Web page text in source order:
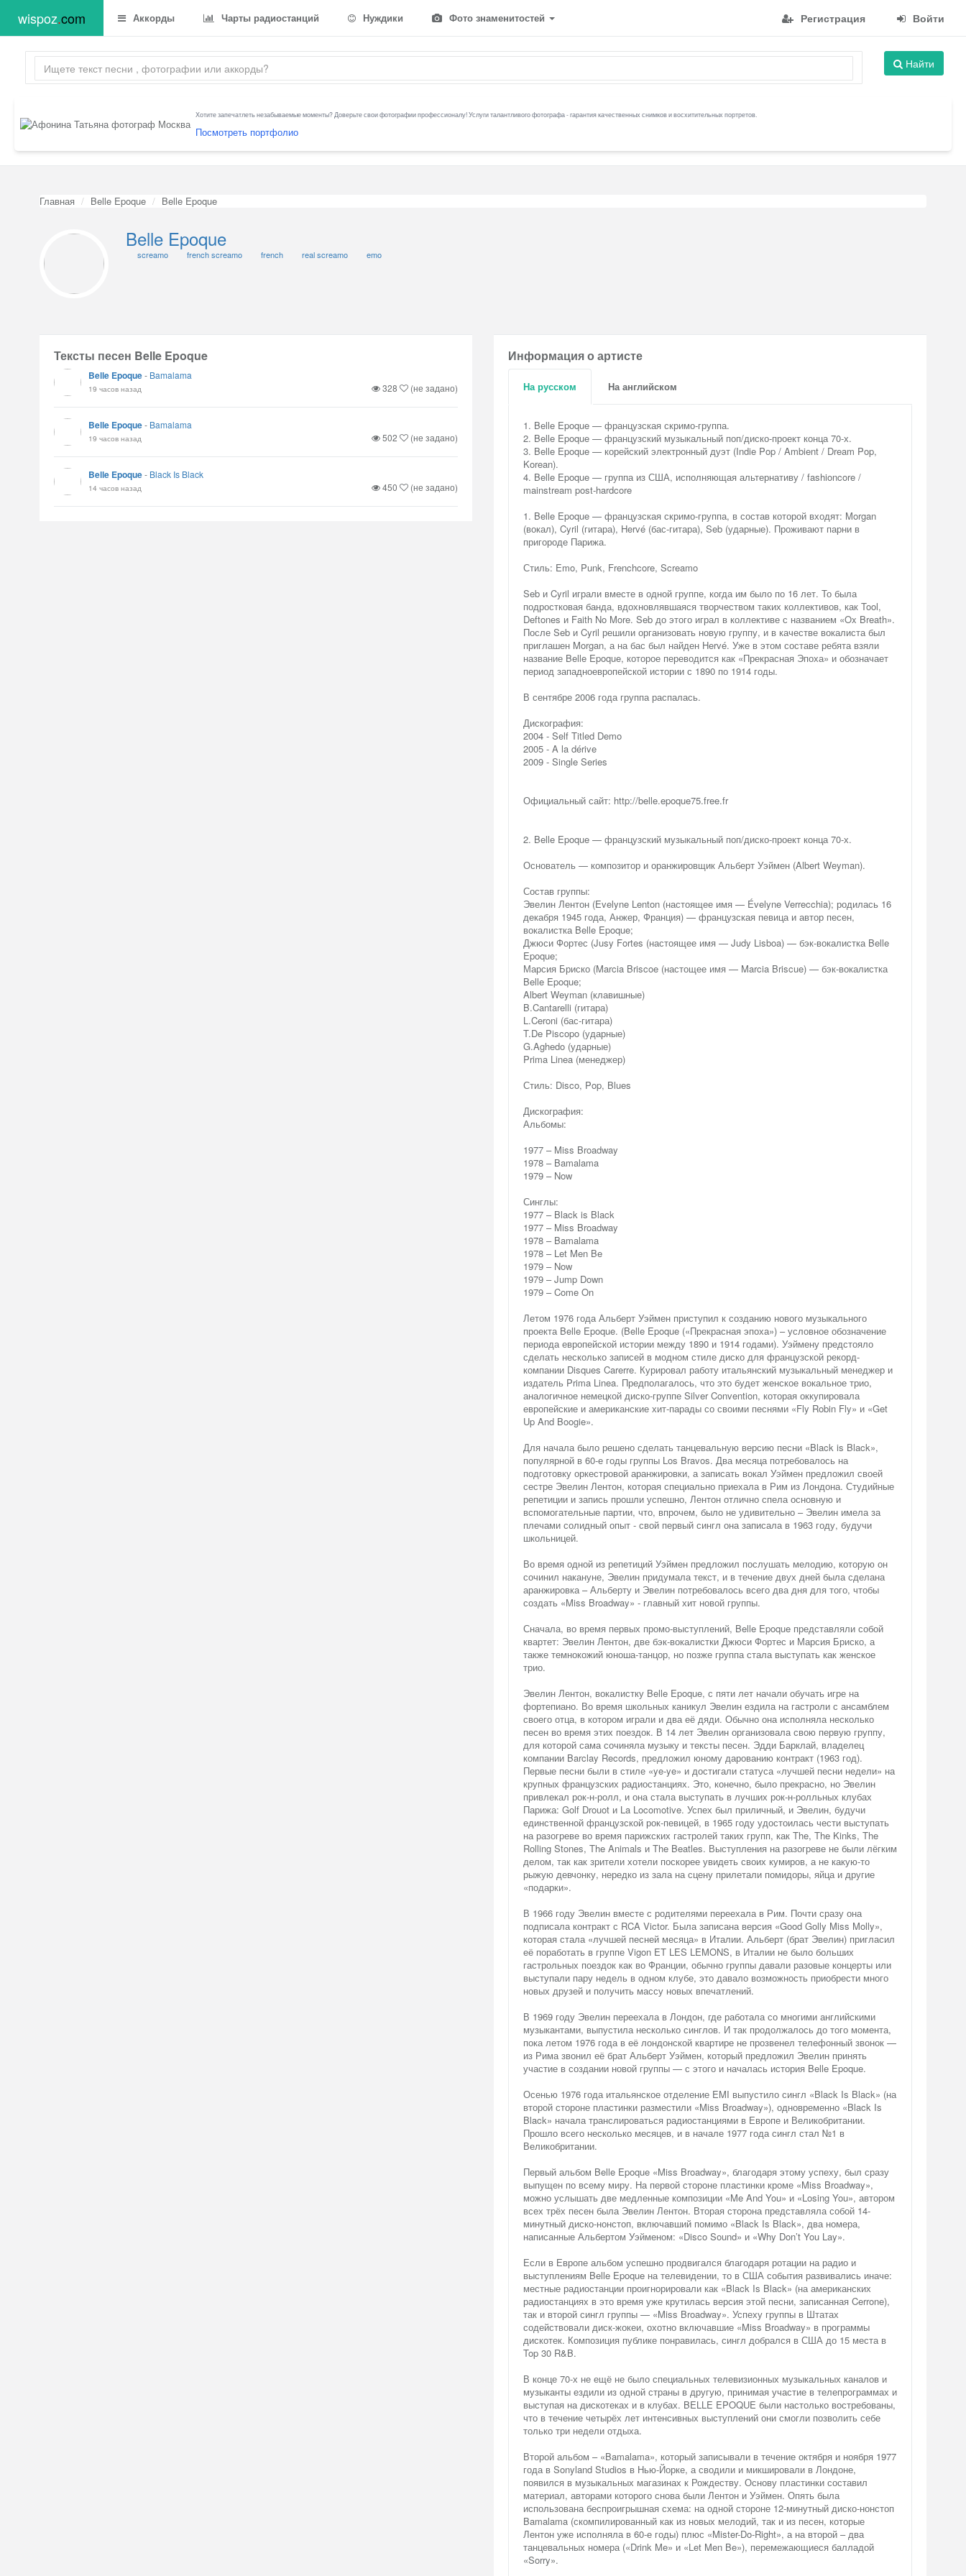
wispoz.com Аккорды Чарты радиостанций Нуждики Фото знаменитостей Регистрация Войти
Найти
Хотите запечатлеть незабываемые моменты? Доверьте свои фотографии профессионалу! Услуги талантливого фотографа - гарантия качественных снимков и восхитительных портретов.
Посмотреть портфолио
Главная Belle Epoque Belle Epoque
Belle Epoque
screamo french screamo french real screamo emo
Тексты песен Belle Epoque
Belle Epoque- Bamalama
19 часов назад 328 (не задано)
Belle Epoque- Bamalama
19 часов назад 502 (не задано)
Belle Epoque- Black Is Black
14 часов назад 450 (не задано)
Информация о артисте
На русском На английском
1. Belle Epoque — французская скримо-группа.
2. Belle Epoque — французский музыкальный поп/диско-проект конца 70-х.
3. Belle Epoque — корейский электронный дуэт (Indie Pop / Ambient / Dream Pop,
Korean).
4. Belle Epoque — группа из США, исполняющая альтернативу / fashioncore /
mainstream post-hardcore
1. Belle Epoque — французская скримо-группа, в состав которой входят: Morgan
(вокал), Cyril (гитара), Hervé (бас-гитара), Seb (ударные). Проживают парни в
пригороде Парижа.
Стиль: Emo, Punk, Frenchcore, Screamo
Seb и Cyril играли вместе в одной группе, когда им было по 16 лет. То была
подростковая банда, вдохновлявшаяся творчеством таких коллективов, как Tool,
Deftones и Faith No More. Seb до этого играл в коллективе с названием «Ox Breath».
После Seb и Cyril решили организовать новую группу, и в качестве вокалиста был
приглашен Morgan, а на бас был найден Hervé. Уже в этом составе ребята взяли
название Belle Epoque, которое переводится как «Прекрасная Эпоха» и обозначает
период западноевропейской истории с 1890 по 1914 годы.
В сентябре 2006 года группа распалась.
Дискография:
2004 - Self Titled Demo
2005 - A la dérive
2009 - Single Series
Официальный сайт: http://belle.epoque75.free.fr
2. Belle Epoque — французский музыкальный поп/диско-проект конца 70-х.
Основатель — композитор и оранжировщик Альберт Уэймен (Albert Weyman).
Состав группы:
Эвелин Лентон (Evelyne Lenton (настоящее имя — Évelyne Verrecchia); родилась 16
декабря 1945 года, Анжер, Франция) — французская певица и автор песен,
вокалистка Belle Epoque;
Джюси Фортес (Jusy Fortes (настоящее имя — Judy Lisboa) — бэк-вокалистка Belle
Epoque;
Марсия Бриско (Marcia Briscoe (настощее имя — Marcia Briscue) — бэк-вокалистка
Belle Epoque;
Albert Weyman (клавишные)
B.Cantarelli (гитара)
L.Ceroni (бас-гитара)
T.De Piscopo (ударные)
G.Aghedo (ударные)
Prima Linea (менеджер)
Стиль: Disco, Pop, Blues
Дискография:
Альбомы:
1977 – Miss Broadway
1978 – Bamalama
1979 – Now
Синглы:
1977 – Black is Black
1977 – Miss Broadway
1978 – Bamalama
1978 – Let Men Be
1979 – Now
1979 – Jump Down
1979 – Come On
Летом 1976 года Альберт Уэймен приступил к созданию нового музыкального
проекта Belle Epoque. (Belle Epoque («Прекрасная эпоха») – условное обозначение
периода европейской истории между 1890 и 1914 годами). Уэймену предстояло
сделать несколько записей в модном стиле диско для французской рекорд-
компании Disques Carerre. Курировал работу итальянский музыкальный менеджер и
издатель Prima Linea. Предполагалось, что это будет женское вокальное трио,
аналогичное немецкой диско-группе Silver Convention, которая оккупировала
европейские и американские хит-парады со своими песнями «Fly Robin Fly» и «Get
Up And Boogie».
Для начала было решено сделать танцевальную версию песни «Black is Black»,
популярной в 60-е годы группы Los Bravos. Два месяца потребовалось на
подготовку оркестровой аранжировки, а записать вокал Уэймен предложил своей
сестре Эвелин Лентон, которая специально приехала в Рим из Лондона. Студийные
репетиции и запись прошли успешно, Лентон отлично спела основную и
вспомогательные партии, что, впрочем, было не удивительно – Эвелин имела за
плечами солидный опыт - свой первый сингл она записала в 1963 году, будучи
школьницей.
Во время одной из репетиций Уэймен предложил послушать мелодию, которую он
сочинил накануне, Эвелин придумала текст, и в течение двух дней была сделана
аранжировка – Альберту и Эвелин потребовалось всего два дня для того, чтобы
создать «Miss Broadway» - главный хит новой группы.
Сначала, во время первых промо-выступлений, Belle Epoque представляли собой
квартет: Эвелин Лентон, две бэк-вокалистки Джюси Фортес и Марсия Бриско, а
также темнокожий юноша-танцор, но позже группа стала выступать как женское
трио.
Эвелин Лентон, вокалистку Belle Epoque, с пяти лет начали обучать игре на
фортепиано. Во время школьных каникул Эвелин ездила на гастроли с ансамблем
своего отца, в котором играли и два её дяди. Обычно она исполняла несколько
песен во время этих поездок. В 14 лет Эвелин организовала свою первую группу,
для которой сама сочиняла музыку и тексты песен. Эдди Барклай, владелец
компании Barclay Records, предложил юному дарованию контракт (1963 год).
Первые песни были в стиле «ye-ye» и достигали статуса «лучшей песни недели» на
крупных французских радиостанциях. Это, конечно, было прекрасно, но Эвелин
привлекал рок-н-ролл, и она стала выступать в лучших рок-н-ролльных клубах
Парижа: Golf Drouot и La Locomotive. Успех был приличный, и Эвелин, будучи
единственной французской рок-певицей, в 1965 году удостоилась чести выступать
на разогреве во время парижских гастролей таких групп, как The, The Kinks, The
Rolling Stones, The Animals и The Beatles. Выступления на разогреве не были лёгким
делом, так как зрители хотели поскорее увидеть своих кумиров, а не какую-то
рыжую девчонку, нередко из зала на сцену прилетали помидоры, яйца и другие
«подарки».
В 1966 году Эвелин вместе с родителями переехала в Рим. Почти сразу она
подписала контракт с RCA Victor. Была записана версия «Good Golly Miss Molly»,
которая стала «лучшей песней месяца» в Италии. Альберт (брат Эвелин) пригласил
её поработать в группе Vigon ET LES LEMONS, в Италии не было больших
гастрольных поездок как во Франции, обычно группы давали разовые концерты или
выступали пару недель в одном клубе, это давало возможность приобрести много
новых друзей и получить массу новых впечатлений.
В 1969 году Эвелин переехала в Лондон, где работала со многими английскими
музыкантами, выпустила несколько синглов. И так продолжалось до того момента,
пока летом 1976 года в её лондонской квартире не прозвенел телефонный звонок —
из Рима звонил её брат Альберт Уэймен, который предложил Эвелин принять
участие в создании новой группы — с этого и началась история Belle Epoque.
Осенью 1976 года итальянское отделение EMI выпустило сингл «Black Is Black» (на
второй стороне пластинки разместили «Miss Broadway»), одновременно «Black Is
Black» начала транслироваться радиостанциями в Европе и Великобритании.
Прошло всего несколько месяцев, и в начале 1977 года сингл стал №1 в
Великобритании.
Первый альбом Belle Epoque «Miss Broadway», благодаря этому успеху, был сразу
выпущен по всему миру. На первой стороне пластинки кроме «Miss Broadway»,
можно услышать две медленные композиции «Me And You» и «Losing You», автором
всех трёх песен была Эвелин Лентон. Вторая сторона представляла собой 14-
минутный диско-нонстоп, включавший помимо «Black Is Black», два номера,
написанные Альбертом Уэйменом: «Disco Sound» и «Why Don’t You Lay».
Если в Европе альбом успешно продвигался благодаря ротации на радио и
выступлениям Belle Epoque на телевидении, то в США события развивались иначе:
местные радиостанции проигнорировали как «Black Is Black» (на американских
радиостанциях в это время уже крутилась версия этой песни, записанная Cerrone),
так и второй сингл группы — «Miss Broadway». Успеху группы в Штатах
содействовали диск-жокеи, охотно включавшие «Miss Broadway» в программы
дискотек. Композиция публике понравилась, сингл добрался в США до 15 места в
Top 30 R&B.
В конце 70-х не ещё не было специальных телевизионных музыкальных каналов и
музыканты ездили из одной страны в другую, принимая участие в телепрограммах и
выступая на дискотеках и в клубах. BELLE EPOQUE были настолько востребованы,
что в течение четырёх лет интенсивных выступлений они смогли позволить себе
только три недели отдыха.
Второй альбом – «Bamalama», который записывали в течение октября и ноября 1977
года в Sonyland Studios в Нью-Йорке, а сводили и микшировали в Лондоне,
появился в музыкальных магазинах к Рождеству. Основу пластинки составил
материал, авторами которого снова были Лентон и Уэймен. Опять была
использована беспроигрышная схема: на одной стороне 12-минутный диско-нонстоп
Bamalama (скомпилированный как из новых мелодий, так и из песен, которые
Лентон уже исполняла в 60-е годы) плюс «Mister-Do-Right», а на второй – два
танцевальных номера («Drink Me» и «Let Men Be»), перемежающиеся балладой
«Sorry».